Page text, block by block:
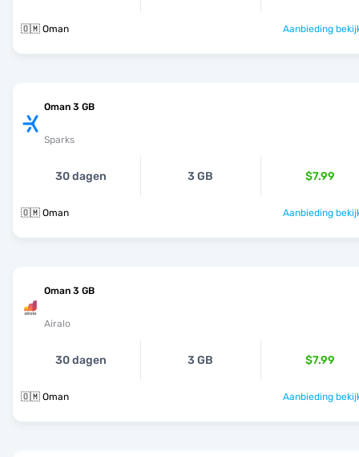
🇴🇲 Oman Aanbieding
Oman 3 GB
Sparks
30 dagen 3 GB $7.99
🇴🇲 Oman Aanbieding
Oman 3 GB
Airalo
30 dagen 3 GB $7.99
🇴🇲 Oman Aanbieding